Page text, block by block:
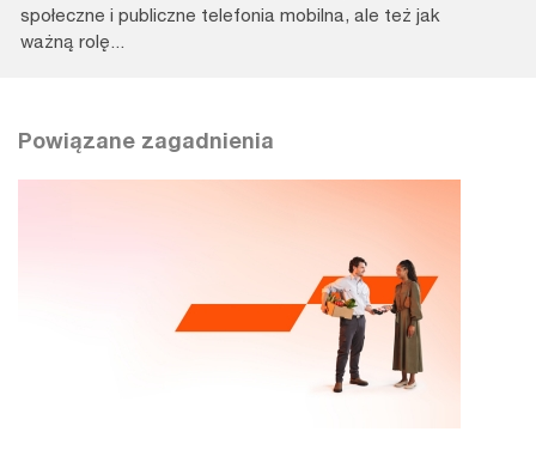
społeczne i publiczne telefonia mobilna, ale też jak
ważną rolę...
Powiązane zagadnienia